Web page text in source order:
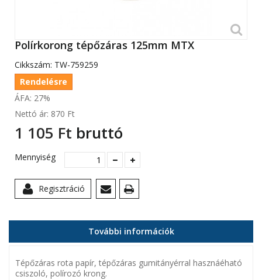
Polírkorong tépőzáras 125mm MTX
Cikkszám: TW-759259
Rendelésre
ÁFA: 27%
Nettó ár: 870 Ft‎
1 105 Ft‎ bruttó
Mennyiség
Regisztráció
További információk
Tépőzáras rota papír, tépőzáras gumitányérral hasznáéható
csiszoló, polírozó krong.